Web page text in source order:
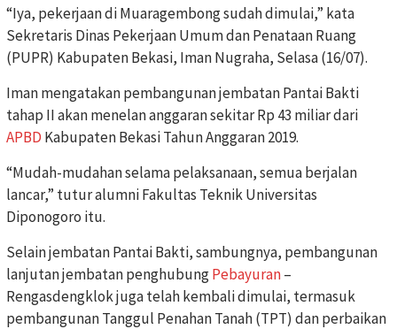
“Iya, pekerjaan di Muaragembong sudah dimulai,” kata
Sekretaris Dinas Pekerjaan Umum dan Penataan Ruang
(PUPR) Kabupaten Bekasi, Iman Nugraha, Selasa (16/07).
Iman mengatakan pembangunan jembatan Pantai Bakti
tahap II akan menelan anggaran sekitar Rp 43 miliar dari
APBD Kabupaten Bekasi Tahun Anggaran 2019.
“Mudah-mudahan selama pelaksanaan, semua berjalan
lancar,” tutur alumni Fakultas Teknik Universitas
Diponogoro itu.
Selain jembatan Pantai Bakti, sambungnya, pembangunan
lanjutan jembatan penghubungPebayuran–
Rengasdengklok juga telah kembali dimulai, termasuk
pembangunan Tanggul Penahan Tanah (TPT) dan perbaikan